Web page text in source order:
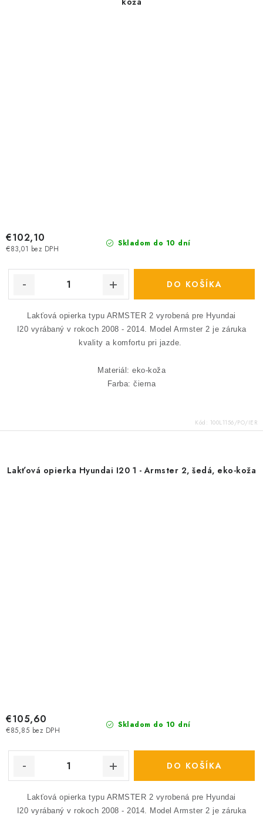
Skladom do 10 dní
€83,01 bez DPH
€102,10
DO KOŠÍKA
Lakťová opierka typu ARMSTER 2 vyrobená pre Hyundai
I20 vyrábaný v rokoch 2008 - 2014. Model Armster 2 je záruka
kvality a komfortu pri jazde.
Materiál: eko-koža
Farba: čierna
Kód: 100L1156/PO/IER
Lakťová opierka Hyundai I20 1 - Armster 2, šedá, eko-koža
Skladom do 10 dní
€85,85 bez DPH
€105,60
DO KOŠÍKA
Lakťová opierka typu ARMSTER 2 vyrobená pre Hyundai
I20 vyrábaný v rokoch 2008 - 2014. Model Armster 2 je záruka